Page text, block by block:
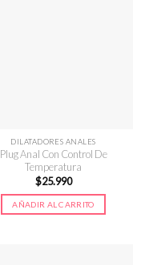
DILATADORES ANALES
Plug Anal Con Control De
Temperatura
$25.990
AÑADIR AL CARRITO